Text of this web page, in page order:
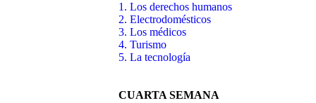
1. Los derechos humanos
2. Electrodomésticos
3. Los médicos
4. Turismo
5. La tecnología
CUARTA SEMANA